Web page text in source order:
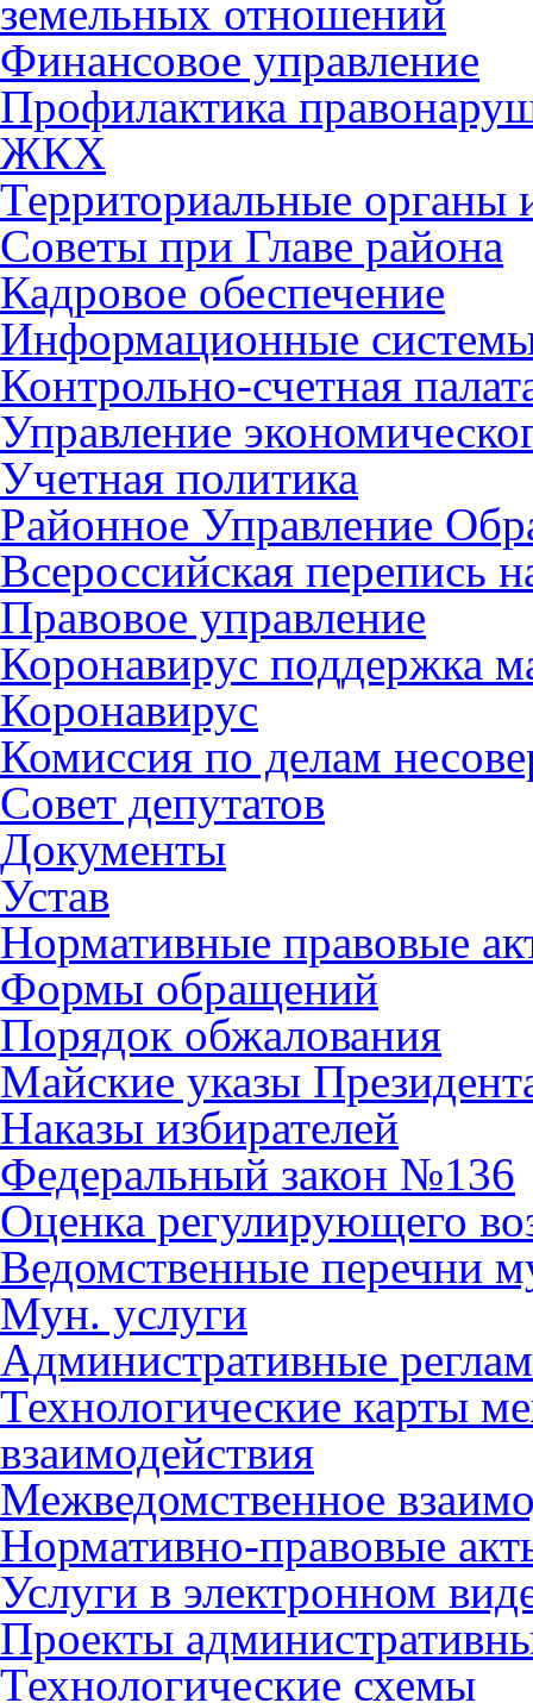
земельных отношений
Финансовое управление
Профилактика
ЖКХ
Территориальные органы
Советы при Главе района
Кадровое обеспечение
Информационные
Контрольно-счетная
Управление
Учетная политика
Районное Управление
Всероссийская перепись
Правовое управление
Коронавирус поддержка
Коронавирус
Комиссия по делам
Совет депутатов
Документы
Устав
Нормативные правовые
Формы обращений
Порядок обжалования
Майские указы
Наказы избирателей
Федеральный закон №136
Оценка регулирующего
Ведомственные перечни
Мун. услуги
Административные
Технологические карты
взаимодействия
Межведомственное
Нормативно-правовые
Услуги в электронном
Проекты
Технологические схемы